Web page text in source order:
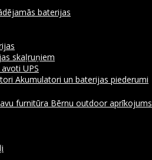
baterijas
skaļruņiem
UPS
Akumulatori un baterijas piederumi
furnitūra Bērnu outdoor aprīkojums